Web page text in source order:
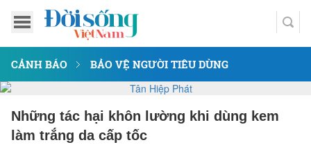
CẢNH BÁO BẢO VỆ NGƯỜI TIÊU DÙNG
Những tác hại khôn lường khi dùng kem
làm trắng da cấp tốc